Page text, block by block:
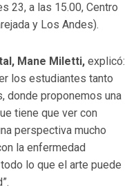
23, a las 15.00, Centro
y Los Andes).
Mane Miletti, explicó:
los estudiantes tanto
donde proponemos una
tiene que ver con
perspectiva mucho
la enfermedad
lo que el arte puede